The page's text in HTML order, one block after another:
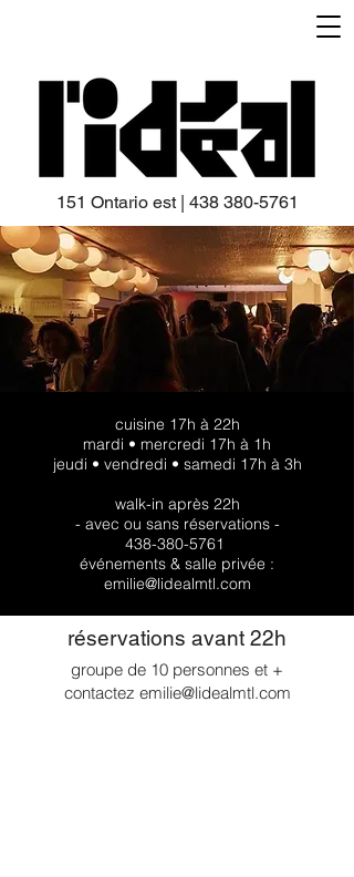
151 Ontario est | 438 380-5761
cuisine 17h à 22h
mardi • mercredi 17h à 1h
jeudi • vendredi • samedi 17h à 3h
walk-in après 22h
- avec ou sans réservations -
438-380-5761
événements & salle privée :
emilie@lidealmtl.com
réservations avant 22h
groupe de 10 personnes et +
contactez emilie@lidealmtl.com